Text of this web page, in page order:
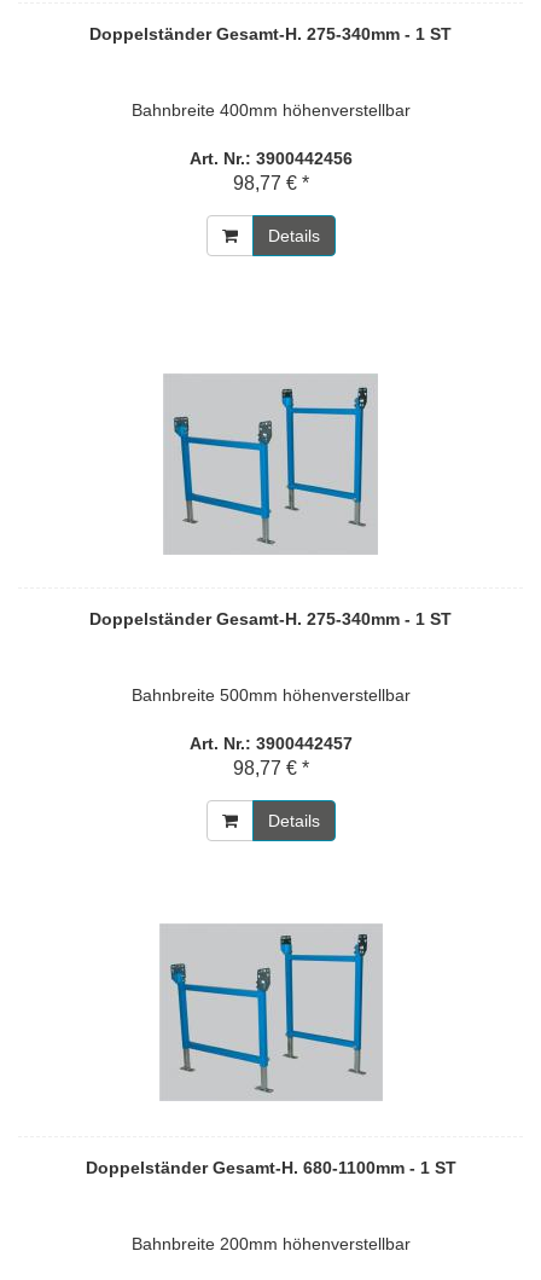
Doppelständer Gesamt-H. 275-340mm - 1 ST
Bahnbreite 400mm höhenverstellbar
Art. Nr.: 3900442456
98,77 € *
Details
Doppelständer Gesamt-H. 275-340mm - 1 ST
Bahnbreite 500mm höhenverstellbar
Art. Nr.: 3900442457
98,77 € *
Details
Doppelständer Gesamt-H. 680-1100mm - 1 ST
Bahnbreite 200mm höhenverstellbar